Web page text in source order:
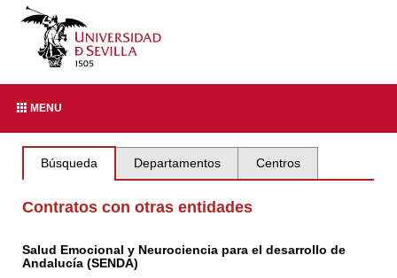
MENU
Búsqueda Departamentos Centros
Contratos con otras entidades
Salud Emocional y Neurociencia para el desarrollo de
Andalucía (SENDA)